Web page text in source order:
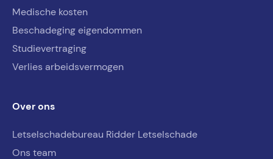
Medische kosten
Beschadeging eigendommen
Studievertraging
Verlies arbeidsvermogen
Over ons
Letselschadebureau Ridder Letselschade
Ons team